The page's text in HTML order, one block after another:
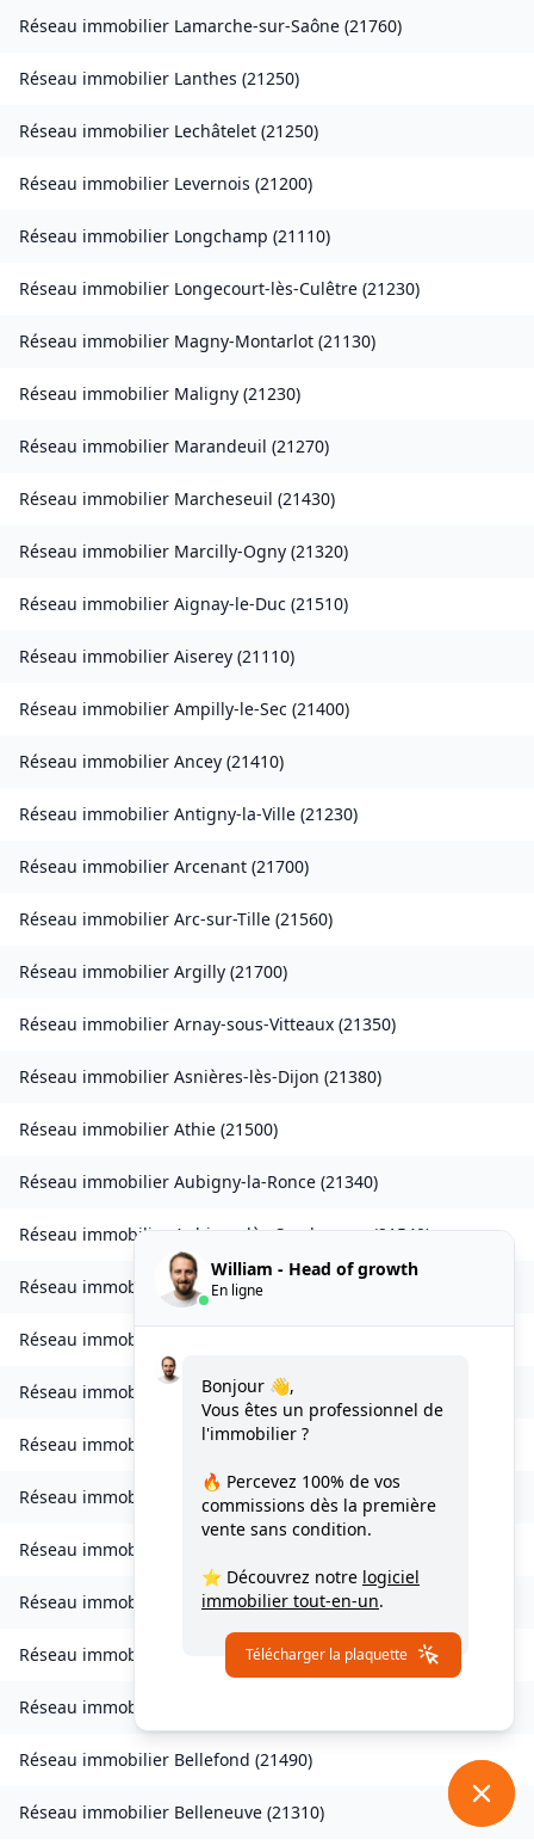
Réseau immobilier Lamarche-sur-Saône (21760)
Réseau immobilier Lanthes (21250)
Réseau immobilier Lechâtelet (21250)
Réseau immobilier Levernois (21200)
Réseau immobilier Longchamp (21110)
Réseau immobilier Longecourt-lès-Culêtre (21230)
Réseau immobilier Magny-Montarlot (21130)
Réseau immobilier Maligny (21230)
Réseau immobilier Marandeuil (21270)
Réseau immobilier Marcheseuil (21430)
Réseau immobilier Marcilly-Ogny (21320)
Réseau immobilier Aignay-le-Duc (21510)
Réseau immobilier Aiserey (21110)
Réseau immobilier Ampilly-le-Sec (21400)
Réseau immobilier Ancey (21410)
Réseau immobilier Antigny-la-Ville (21230)
Réseau immobilier Arcenant (21700)
Réseau immobilier Arc-sur-Tille (21560)
Réseau immobilier Argilly (21700)
Réseau immobilier Arnay-sous-Vitteaux (21350)
Réseau immobilier Asnières-lès-Dijon (21380)
Réseau immobilier Athie (21500)
Réseau immobilier Aubigny-la-Ronce (21340)
Réseau immobilierAubigny-lès-Sombernon(21540)
Réseau immobilierAutricourt(
Réseau immobilier
Réseau immobilier Auxonne(21130
Réseau immobilier Avot (21580)
Réseau immobilier Balot(21330)
Réseau immobilier
Réseau immobilier Baulme-la-Roche(21410)
Réseau immobilier Beire-le-Châtel(21310)
Réseau immobilier
Réseau immobilier Bellefond (21490)
Réseau immobilier Belleneuve (21310)
William - Head of growth
En ligne
Bonjour 👋,
Vous êtes un professionnel de
l'immobilier ?
🔥 Percevez 100% de vos
commissions dès la première
vente sans condition.
⭐ Découvrez notre logiciel
immobilier tout-en-un.
Télécharger la plaquette